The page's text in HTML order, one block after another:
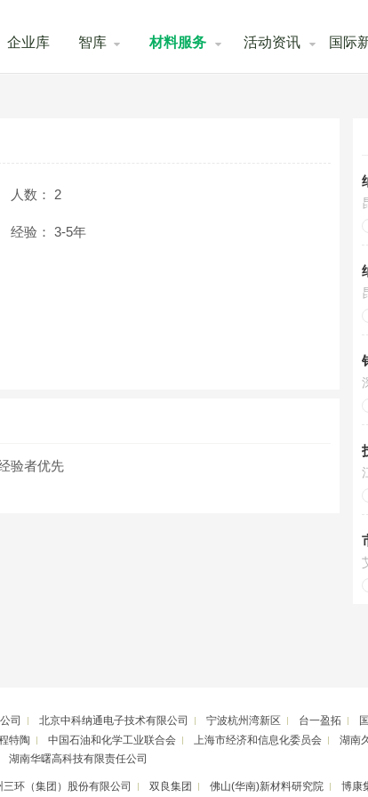
企业库 智库 材料服务 活动资讯 国际
人数： 2
经验：3-5年
验者优先
司 北京中科纳通电子技术有限公司 宁波杭州湾新区 台一盈拓
特陶 中国石油和化学工业联合会 上海市经济和信息化委员会 湖南
湖南华曙高科技有限责任公司
三环（集团）股份有限公司 双良集团 佛山(华南)新材料研究院 博康